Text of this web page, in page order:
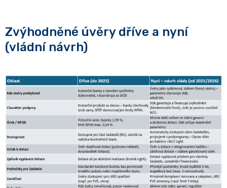
Zvýhodněné úvěry dříve a nyní
(vládní návrh)